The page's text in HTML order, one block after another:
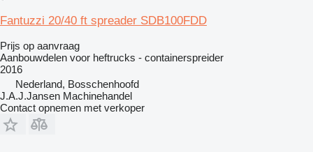
Fantuzzi 20/40 ft spreader SDB100FDD
Prijs op aanvraag
Aanbouwdelen voor heftrucks - containerspreider
2016
Nederland, Bosschenhoofd
J.A.J.Jansen Machinehandel
Contact opnemen met verkoper